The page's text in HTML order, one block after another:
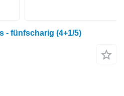
- fünfscharig (4+1/5)